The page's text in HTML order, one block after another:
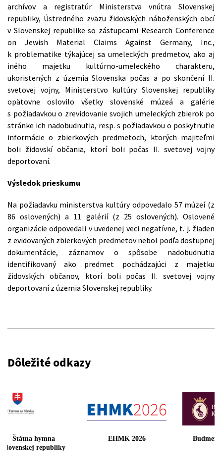
archívov a registratúr Ministerstva vnútra Slovenskej
republiky, Ústredného zväzu židovských náboženských obcí
v Slovenskej republike so zástupcami Research Conference
on Jewish Material Claims Against Germany, Inc.,
k problematike týkajúcej sa umeleckých predmetov, ako aj
iného majetku kultúrno-umeleckého charakteru,
ukoristených z územia Slovenska počas a po skončení II.
svetovej vojny, Ministerstvo kultúry Slovenskej republiky
opätovne oslovilo všetky slovenské múzeá a galérie
s požiadavkou o zrevidovanie svojich umeleckých zbierok po
stránke ich nadobudnutia, resp. s požiadavkou o poskytnutie
informácie o zbierkových predmetoch, ktorých majiteľmi
boli židovskí občania, ktorí boli počas II. svetovej vojny
deportovaní.
Výsledok prieskumu
Na požiadavku ministerstva kultúry odpovedalo 57 múzeí (z
86 oslovených) a 11 galérií (z 25 oslovených). Oslovené
organizácie odpovedali v uvedenej veci negatívne, t. j. žiaden
z evidovaných zbierkových predmetov nebol podľa dostupnej
dokumentácie, záznamov o spôsobe nadobudnutia
identifikovaný ako predmet pochádzajúci z majetku
židovských občanov, ktorí boli počas II. svetovej vojny
deportovaní z územia Slovenskej republiky.
Dôležité odkazy
Štátna hymna
Slovenskej republiky
EHMK 2026